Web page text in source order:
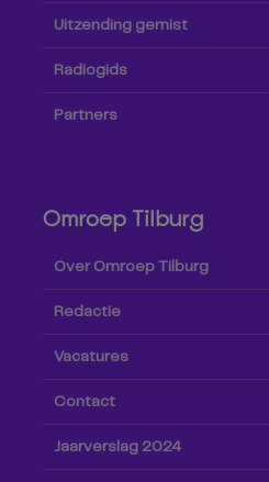
Uitzending gemist
Radiogids
Partners
Omroep Tilburg
Over Omroep Tilburg
Redactie
Vacatures
Contact
Jaarverslag 2024